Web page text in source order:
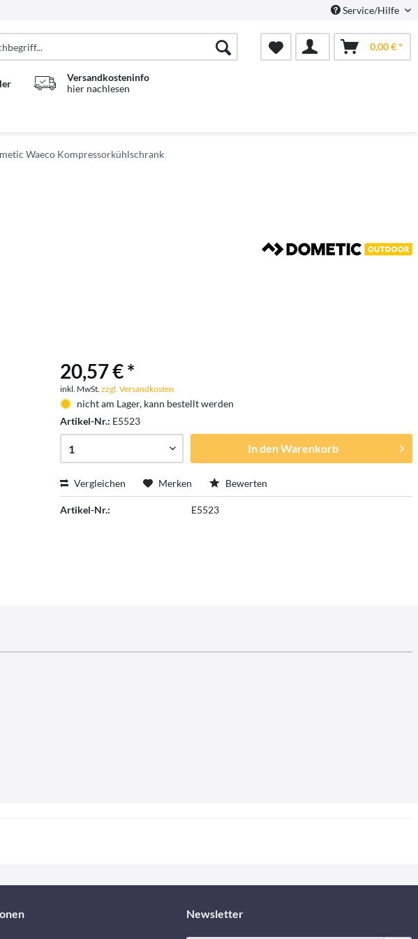
Service/Hilfe
0,00 € *
Versandkosteninfo
hier nachlesen
Waeco Kompressorkühlschrank
20,57 € *
inkl. MwSt.zzgl. Versandkosten
nicht am Lager, kann bestellt werden
Artikel-Nr.: E5523
In denWarenkorb
Vergleichen Merken Bewerten
Artikel-Nr.: E5523
Newsletter